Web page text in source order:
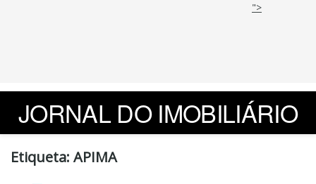
">
JORNAL DO IMOBILIÁRIO
Etiqueta: APIMA